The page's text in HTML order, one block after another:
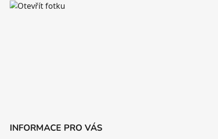
INFORMACE PRO VÁS